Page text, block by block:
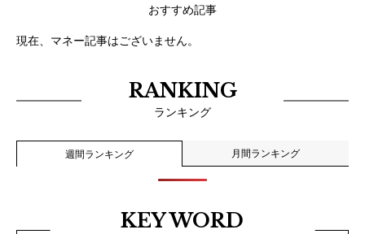
おすすめ記事
現在、マネー記事はございません。
RANKING
ランキング
週間ランキング 月間ランキング
KEY WORD